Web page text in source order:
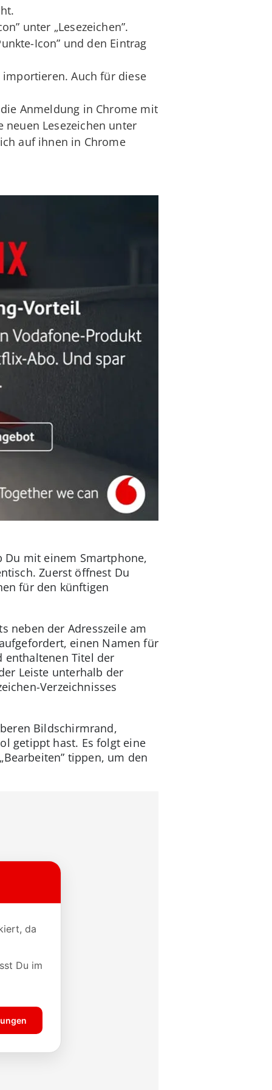
unter „Lesezeichen”.
Icon” und den Eintrag
importieren. Auch für diese
Anmeldung in Chrome mit
Lesezeichen unter
auf ihnen in Chrome
Du mit einem Smartphone,
Zuerst öffnest Du
für den künftigen
neben der Adresszeile am
einen Namen für
enthaltenen Titel der
Leiste unterhalb der
Verzeichnisses
Bildschirmrand,
getippt hast. Es folgt eine
tippen, um den